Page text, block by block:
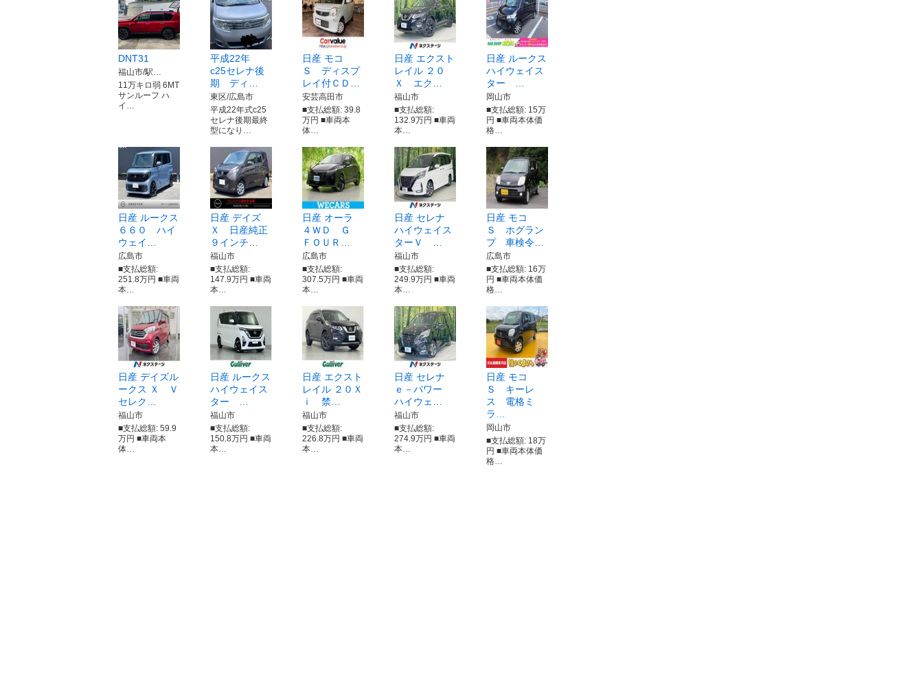
DNT31
福山市/駅…
11万キロ弱 6MT
サンルーフ ハ
イ…
平成22年
c25セレナ後
期 ディ…
東区/広島市
平成22年式c25
セレナ後期最終
型になり…
日産 モコ
Ｓ ディスプ
レイ付ＣＤ…
安芸高田市
■支払総額: 39.8
万円 ■車両本
体…
日産 エクスト
レイル ２０
Ｘ エク…
福山市
■支払総額:
132.9万円 ■車両
本…
日産 ルークス
ハイウェイス
ター …
岡山市
■支払総額: 15万
円 ■車両本体価
格…
日産 ルークス
６６０ ハイ
ウェイ…
広島市
■支払総額:
251.8万円 ■車両
本…
日産 デイズ
Ｘ 日産純正
９インチ…
福山市
■支払総額:
147.9万円 ■車両
本…
日産 オーラ
４ＷＤ Ｇ
ＦＯＵＲ…
広島市
■支払総額:
307.5万円 ■車両
本…
日産 セレナ
ハイウェイス
ターＶ …
福山市
■支払総額:
249.9万円 ■車両
本…
日産 モコ
Ｓ ホグラン
プ 車検令…
広島市
■支払総額: 16万
円 ■車両本体価
格…
日産 デイズル
ークス Ｘ Ｖ
セレク…
福山市
■支払総額: 59.9
万円 ■車両本
体…
日産 ルークス
ハイウェイス
ター …
福山市
■支払総額:
150.8万円 ■車両
本…
日産 エクスト
レイル ２０Ｘ
ｉ 禁…
福山市
■支払総額:
226.8万円 ■車両
本…
日産 セレナ
ｅ－パワー
ハイウェ…
福山市
■支払総額:
274.9万円 ■車両
本…
日産 モコ
Ｓ キーレ
ス 電格ミ
ラ…
岡山市
■支払総額: 18万
円 ■車両本体価
格…